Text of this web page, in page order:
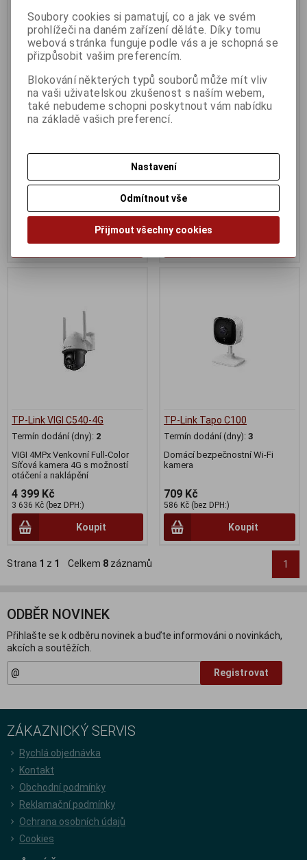
4MP, 2K QHD, 1440p, IR 15m,
12 299 Kč
Koupit
VIGI 4 MPx venkovní otočná Wi-Fi
síťová kamera s plnobarevným
nočním viděním
3 199 Kč
Koupit
TP-Link VIGI C540-4G
Termín dodání (dny): 2
VIGI 4MPx Venkovní Full-Color
Síťová kamera 4G s možností
otáčení a naklápění
4 399 Kč
3 636 Kč (bez DPH:)
Koupit
TP-Link Tapo C100
Termín dodání (dny): 3
Domácí bezpečnostní Wi-Fi
kamera
709 Kč
586 Kč (bez DPH:)
Koupit
Strana 1 z 1 Celkem 8 záznamů 1
ODBĚR NOVINEK
Přihlašte se k odběru novinek a buďte informováni o novinkách,
akcích a soutěžích.
Registrovat
ZÁKAZNICKÝ SERVIS
Rychlá objednávka
Kontakt
Obchodní podmínky
Reklamační podmínky
Ochrana osobních údajů
Cookies
Soubory cookies si pamatují, co a jak ve svém
prohlížeči na daném zařízení děláte. Díky tomu
webová stránka funguje podle vás a je schopná se
přizpůsobit vašim preferencím.
Blokování některých typů souborů může mít vliv
na vaši uživatelskou zkušenost s naším webem,
také nebudeme schopni poskytnout vám nabídku
na základě vašich preferencí.
Nastavení
Odmítnout vše
Přijmout všechny cookies